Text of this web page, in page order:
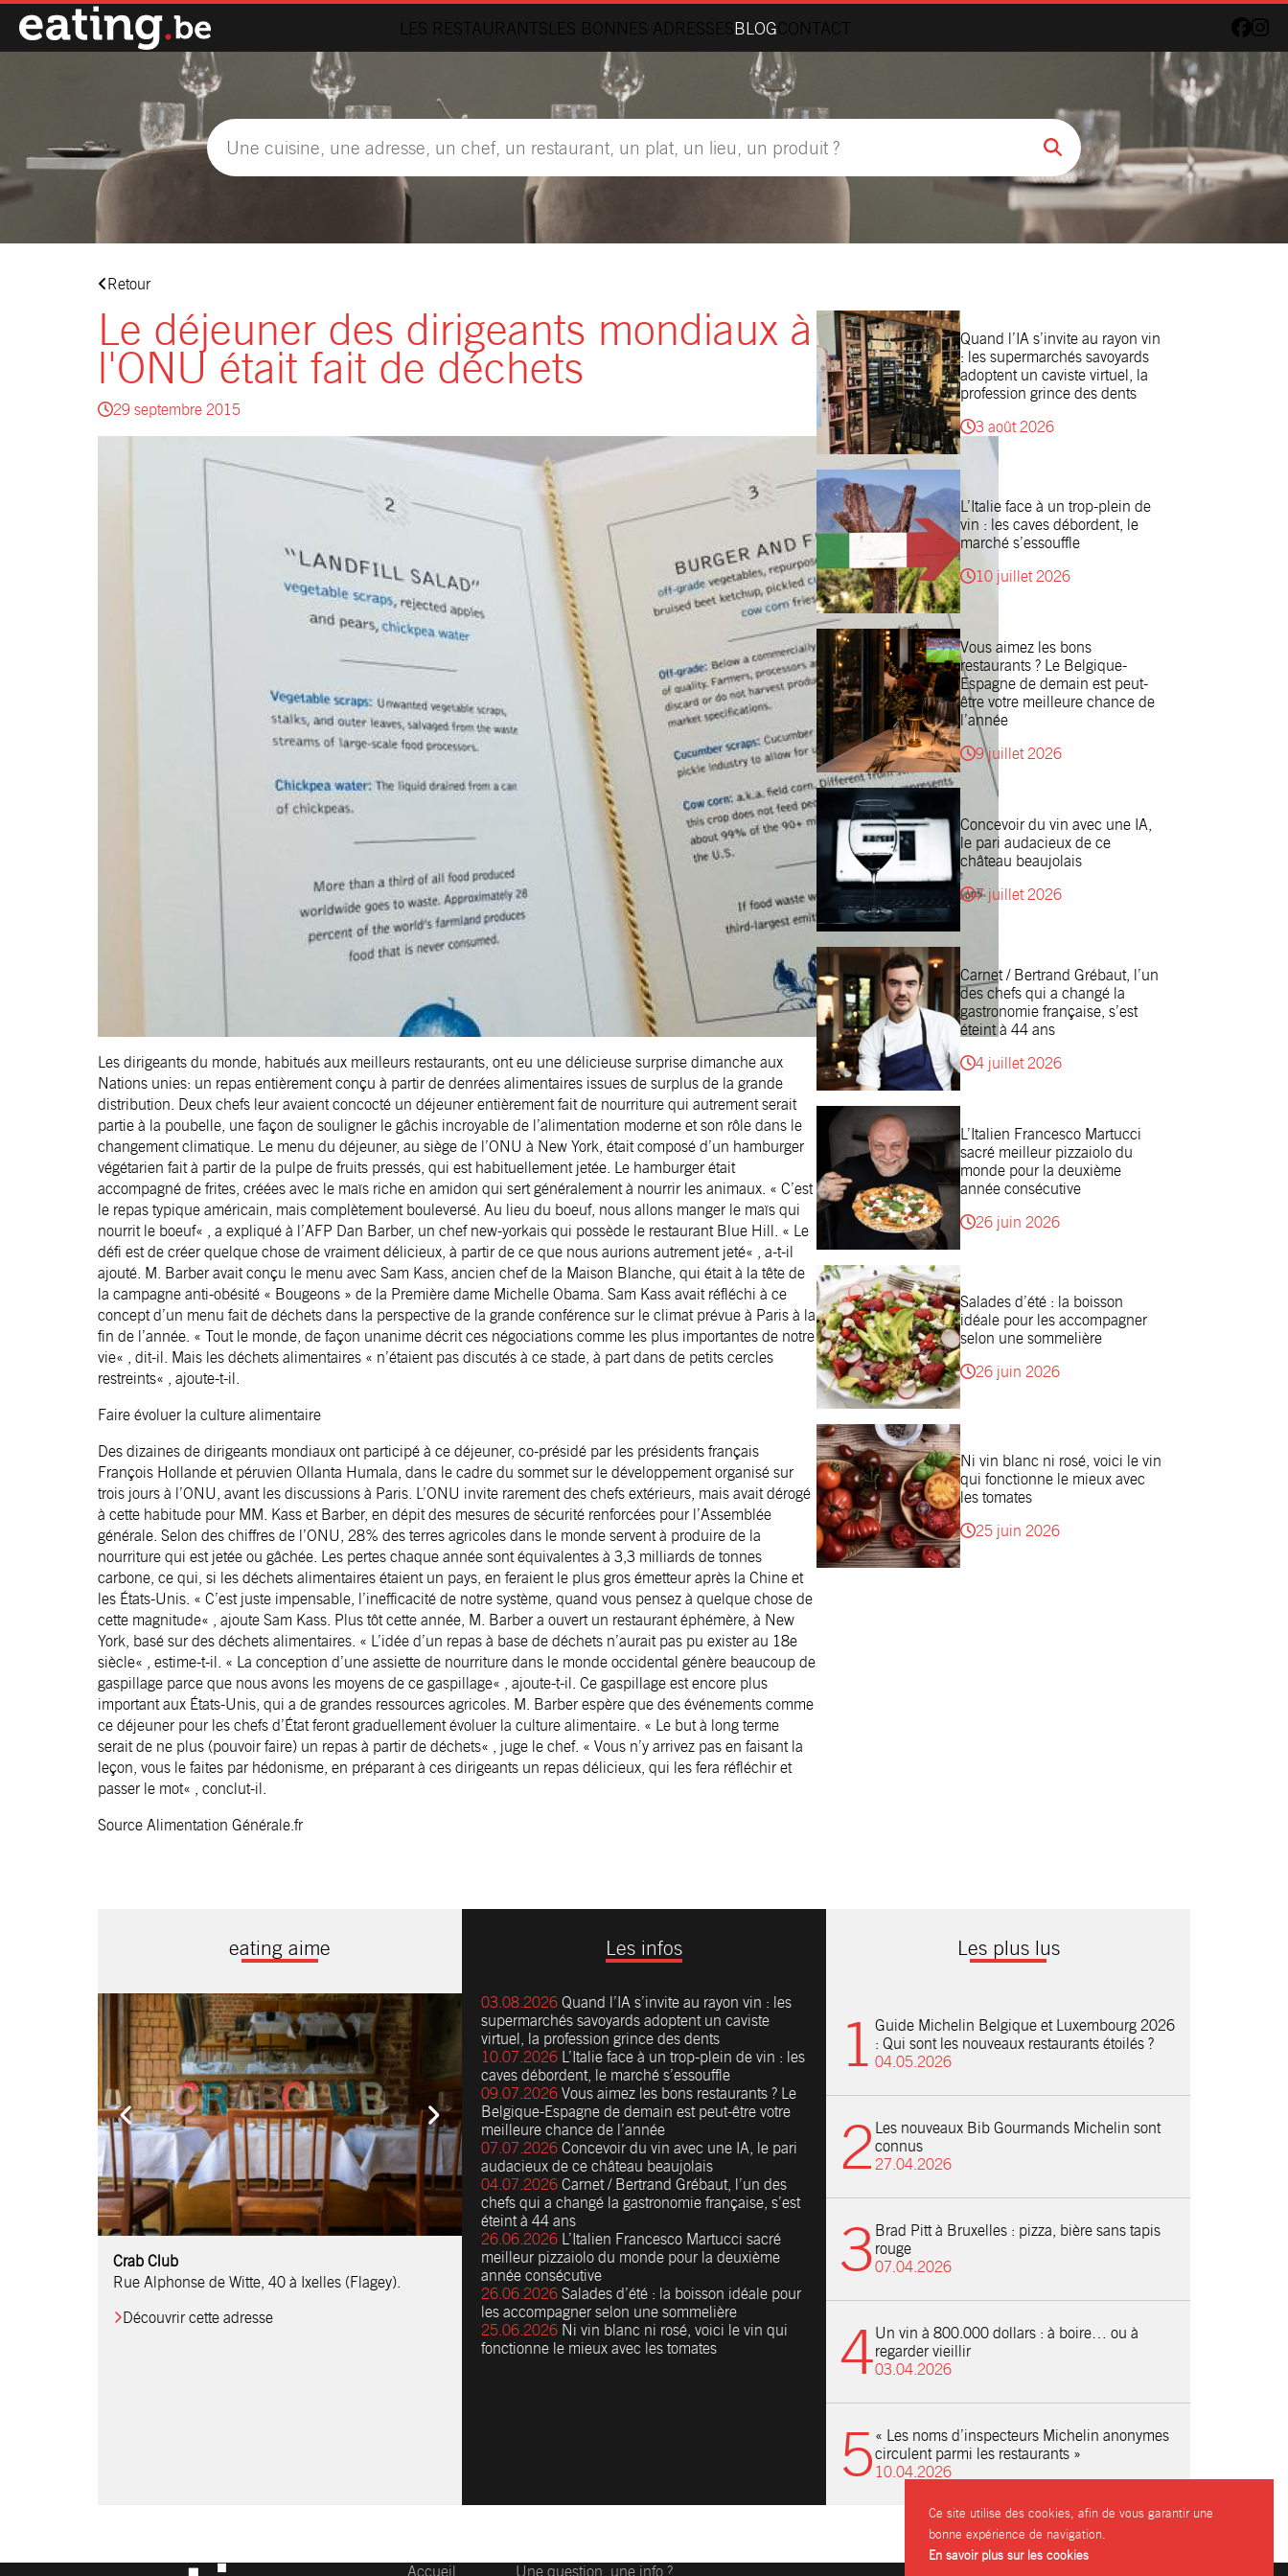
LES RESTAURANTSLES BONNES ADRESSESBLOGCONTACT
Retour
Le déjeuner des dirigeants mondiaux à
l'ONU était fait de déchets
29 septembre 2015
Les dirigeants du monde, habitués aux meilleurs restaurants, ont eu une délicieuse surprise dimanche aux
Nations unies: un repas entièrement conçu à partir de denrées alimentaires issues de surplus de la grande
distribution. Deux chefs leur avaient concocté un déjeuner entièrement fait de nourriture qui autrement serait
partie à la poubelle, une façon de souligner le gâchis incroyable de l’alimentation moderne et son rôle dans le
changement climatique. Le menu du déjeuner, au siège de l’ONU à New York, était composé d’un hamburger
végétarien fait à partir de la pulpe de fruits pressés, qui est habituellement jetée. Le hamburger était
accompagné de frites, créées avec le maïs riche en amidon qui sert généralement à nourrir les animaux. « C’est
le repas typique américain, mais complètement bouleversé. Au lieu du boeuf, nous allons manger le maïs qui
nourrit le boeuf« , a expliqué à l’AFP Dan Barber, un chef new-yorkais qui possède le restaurant Blue Hill. « Le
défi est de créer quelque chose de vraiment délicieux, à partir de ce que nous aurions autrement jeté« , a-t-il
ajouté. M. Barber avait conçu le menu avec Sam Kass, ancien chef de la Maison Blanche, qui était à la tête de
la campagne anti-obésité « Bougeons » de la Première dame Michelle Obama. Sam Kass avait réfléchi à ce
concept d’un menu fait de déchets dans la perspective de la grande conférence sur le climat prévue à Paris à la
fin de l’année. « Tout le monde, de façon unanime décrit ces négociations comme les plus importantes de notre
vie« , dit-il. Mais les déchets alimentaires « n’étaient pas discutés à ce stade, à part dans de petits cercles
restreints« , ajoute-t-il.
Faire évoluer la culture alimentaire
Des dizaines de dirigeants mondiaux ont participé à ce déjeuner, co-présidé par les présidents français
François Hollande et péruvien Ollanta Humala, dans le cadre du sommet sur le développement organisé sur
trois jours à l’ONU, avant les discussions à Paris. L’ONU invite rarement des chefs extérieurs, mais avait dérogé
à cette habitude pour MM. Kass et Barber, en dépit des mesures de sécurité renforcées pour l’Assemblée
générale. Selon des chiffres de l’ONU, 28% des terres agricoles dans le monde servent à produire de la
nourriture qui est jetée ou gâchée. Les pertes chaque année sont équivalentes à 3,3 milliards de tonnes
carbone, ce qui, si les déchets alimentaires étaient un pays, en feraient le plus gros émetteur après la Chine et
les États-Unis. « C’est juste impensable, l’inefficacité de notre système, quand vous pensez à quelque chose de
cette magnitude« , ajoute Sam Kass. Plus tôt cette année, M. Barber a ouvert un restaurant éphémère, à New
York, basé sur des déchets alimentaires. « L’idée d’un repas à base de déchets n’aurait pas pu exister au 18e
siècle« , estime-t-il. « La conception d’une assiette de nourriture dans le monde occidental génère beaucoup de
gaspillage parce que nous avons les moyens de ce gaspillage« , ajoute-t-il. Ce gaspillage est encore plus
important aux États-Unis, qui a de grandes ressources agricoles. M. Barber espère que des événements comme
ce déjeuner pour les chefs d’État feront graduellement évoluer la culture alimentaire. « Le but à long terme
serait de ne plus (pouvoir faire) un repas à partir de déchets« , juge le chef. « Vous n’y arrivez pas en faisant la
leçon, vous le faites par hédonisme, en préparant à ces dirigeants un repas délicieux, qui les fera réfléchir et
passer le mot« , conclut-il.
Source Alimentation Générale.fr
Quand l’IA s’invite au rayon vin
: les supermarchés savoyards
adoptent un caviste virtuel, la
profession grince des dents
3 août 2026
L’Italie face à un trop-plein de
vin : les caves débordent, le
marché s’essouffle
10 juillet 2026
Vous aimez les bons
restaurants ? Le Belgique-
Espagne de demain est peut-
être votre meilleure chance de
l’année
9 juillet 2026
Concevoir du vin avec une IA,
le pari audacieux de ce
château beaujolais
7 juillet 2026
Carnet / Bertrand Grébaut, l’un
des chefs qui a changé la
gastronomie française, s’est
éteint à 44 ans
4 juillet 2026
L’Italien Francesco Martucci
sacré meilleur pizzaiolo du
monde pour la deuxième
année consécutive
26 juin 2026
Salades d’été : la boisson
idéale pour les accompagner
selon une sommelière
26 juin 2026
Ni vin blanc ni rosé, voici le vin
qui fonctionne le mieux avec
les tomates
25 juin 2026
eating aime
Comptoir Chouchou
Crab Club
Rue Alphonse de Witte, 40 à Ixelles (Flagey).
Découvrir cette adresse
OM Restaurant
Table & Comptoir
Le Relais d’Orti
Studio 97
Löctave Restaurant
F-eat Restaurant
L’Art des Mets
Restaurant Harmonie
La Table de Jean
Les infos
03.08.2026 Quand l’IA s’invite au rayon vin : les
supermarchés savoyards adoptent un caviste
virtuel, la profession grince des dents
10.07.2026 L’Italie face à un trop-plein de vin : les
caves débordent, le marché s’essouffle
09.07.2026 Vous aimez les bons restaurants ? Le
Belgique-Espagne de demain est peut-être votre
meilleure chance de l’année
07.07.2026 Concevoir du vin avec une IA, le pari
audacieux de ce château beaujolais
04.07.2026 Carnet / Bertrand Grébaut, l’un des
chefs qui a changé la gastronomie française, s’est
éteint à 44 ans
26.06.2026 L’Italien Francesco Martucci sacré
meilleur pizzaiolo du monde pour la deuxième
année consécutive
26.06.2026 Salades d’été : la boisson idéale pour
les accompagner selon une sommelière
25.06.2026 Ni vin blanc ni rosé, voici le vin qui
fonctionne le mieux avec les tomates
Les plus lus
Guide Michelin Belgique et Luxembourg 2026
: Qui sont les nouveaux restaurants étoilés ?
04.05.2026
Les nouveaux Bib Gourmands Michelin sont
connus
27.04.2026
Brad Pitt à Bruxelles : pizza, bière sans tapis
rouge
07.04.2026
Un vin à 800.000 dollars : à boire… ou à
regarder vieillir
03.04.2026
« Les noms d’inspecteurs Michelin anonymes
circulent parmi les restaurants »
10.04.2026
Accueil Une question, une info ?
Ce site utilise des cookies, afin de vous garantir une
bonne expérience de navigation.
En savoir plus sur les cookies